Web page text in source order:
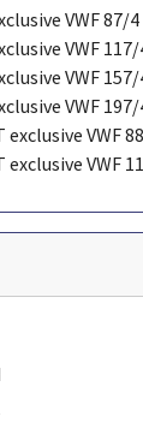
VWF 87/
VWF
VWF
VWF
exclusive VWF
exclusive VWF